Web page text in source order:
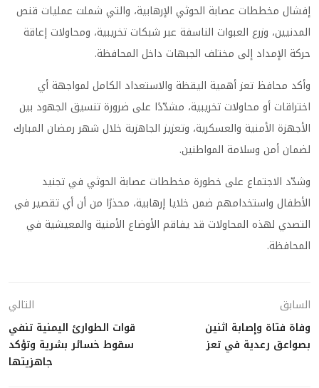
إفشال مخططات عصابة الحوثي الإرهابية، والتي شملت عمليات قنص
المدنيين، وزرع العبوات الناسفة عبر شبكات تخريبية، ومحاولات إعاقة
حركة الإمداد إلى مختلف الجبهات داخل المحافظة.
وأكد محافظ تعز أهمية اليقظة والاستعداد الكامل لمواجهة أي
اختراقات أو محاولات تخريبية، مشدّدًا على ضرورة تنسيق الجهود بين
الأجهزة الأمنية والعسكرية، وتعزيز الجاهزية خلال شهر رمضان المبارك
لضمان أمن وسلامة المواطنين.
وشدّد الاجتماع على خطورة مخططات عصابة الحوثي في تجنيد
الأطفال واستخدامهم ضمن خلايا إرهابية، محذرًا من أن أي تقصير في
التصدي لهذه المحاولات قد يفاقم الأوضاع الأمنية والمعيشية في
المحافظة.
السابق
وفاة فتاة وإصابة اثنين
بصواعق رعدية في تعز
التالي
قوات الطوارئ اليمنية تنفي
سقوط خسائر بشرية وتؤكد
جاهزيتها